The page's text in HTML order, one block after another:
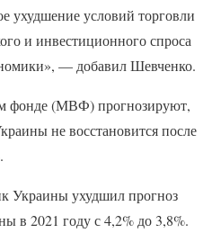
ухудшение условий торговли
и инвестиционного спроса
— добавил Шевченко.
фонде (МВФ) прогнозируют,
не восстановится после
Украины ухудшил прогноз
в 2021 году с 4,2% до 3,8%.